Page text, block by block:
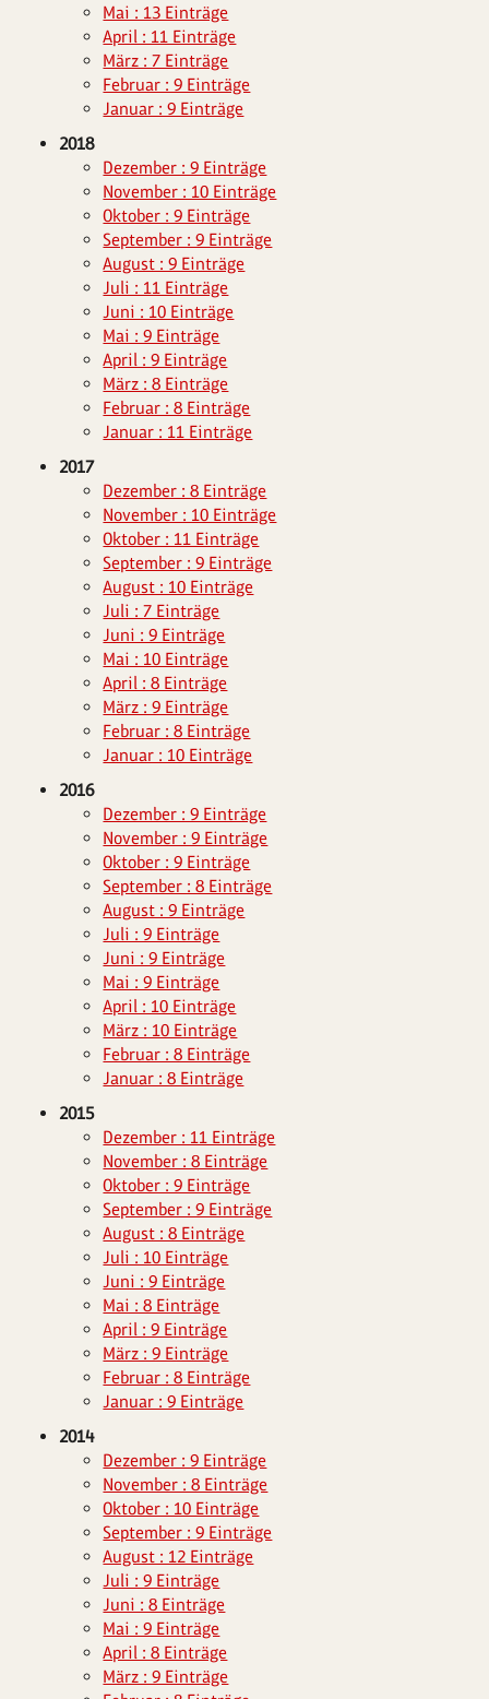
Mai : 13 Einträge
April : 11 Einträge
März : 7 Einträge
Februar : 9 Einträge
Januar : 9 Einträge
2018
Dezember : 9 Einträge
November : 10 Einträge
Oktober : 9 Einträge
September : 9 Einträge
August : 9 Einträge
Juli : 11 Einträge
Juni : 10 Einträge
Mai : 9 Einträge
April : 9 Einträge
März : 8 Einträge
Februar : 8 Einträge
Januar : 11 Einträge
2017
Dezember : 8 Einträge
November : 10 Einträge
Oktober : 11 Einträge
September : 9 Einträge
August : 10 Einträge
Juli : 7 Einträge
Juni : 9 Einträge
Mai : 10 Einträge
April : 8 Einträge
März : 9 Einträge
Februar : 8 Einträge
Januar : 10 Einträge
2016
Dezember : 9 Einträge
November : 9 Einträge
Oktober : 9 Einträge
September : 8 Einträge
August : 9 Einträge
Juli : 9 Einträge
Juni : 9 Einträge
Mai : 9 Einträge
April : 10 Einträge
März : 10 Einträge
Februar : 8 Einträge
Januar : 8 Einträge
2015
Dezember : 11 Einträge
November : 8 Einträge
Oktober : 9 Einträge
September : 9 Einträge
August : 8 Einträge
Juli : 10 Einträge
Juni : 9 Einträge
Mai : 8 Einträge
April : 9 Einträge
März : 9 Einträge
Februar : 8 Einträge
Januar : 9 Einträge
2014
Dezember : 9 Einträge
November : 8 Einträge
Oktober : 10 Einträge
September : 9 Einträge
August : 12 Einträge
Juli : 9 Einträge
Juni : 8 Einträge
Mai : 9 Einträge
April : 8 Einträge
März : 9 Einträge